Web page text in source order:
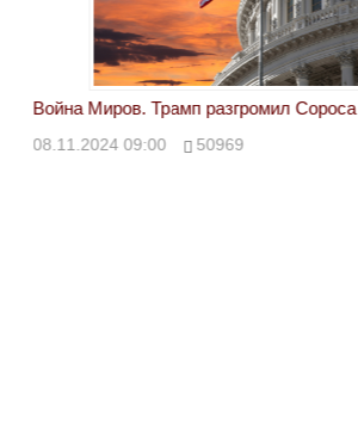
Война Миров. Трамп разгромил Сороса
08.11.2024 09:00 50969